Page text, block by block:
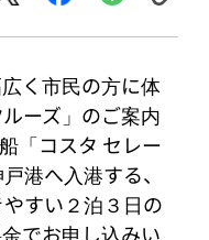
く市民の方に体
ーズ」のご案内
「コスタ セレー
港へ入港する、
すい２泊３日の
でお申し込みい